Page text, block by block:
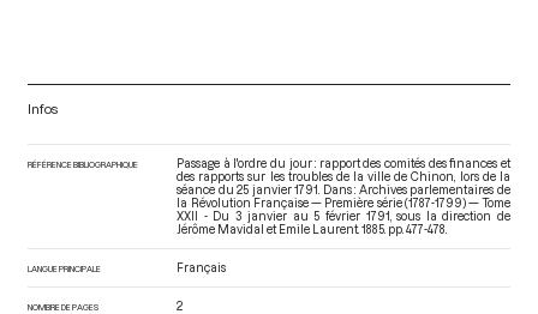
Infos
RÉFÉRENCE BIBLIOGRAPHIQUE
Passage à l'ordre du jour : rapport des comités des finances et
des rapports sur les troubles de la ville de Chinon, lors de la
séance du 25 janvier 1791. Dans : Archives parlementaires de
la Révolution Française — Première série (1787-1799) — Tome
XXII - Du 3 janvier au 5 février 1791
, sous la direction de
Jérôme Mavidal et Emile Laurent. 1885. pp. 477-478.
LANGUE PRINCIPALE Français
NOMBRE DE PAGES 2